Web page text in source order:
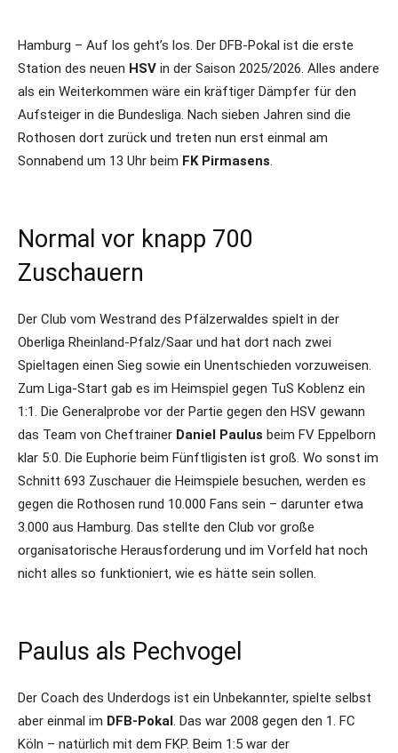
Hamburg – Auf los geht’s los. Der DFB-Pokal ist die erste
Station des neuen HSV in der Saison 2025/2026. Alles andere
als ein Weiterkommen wäre ein kräftiger Dämpfer für den
Aufsteiger in die Bundesliga. Nach sieben Jahren sind die
Rothosen dort zurück und treten nun erst einmal am
Sonnabend um 13 Uhr beim FK Pirmasens.
Normal vor knapp 700
Zuschauern
Der Club vom Westrand des Pfälzerwaldes spielt in der
Oberliga Rheinland-Pfalz/Saar und hat dort nach zwei
Spieltagen einen Sieg sowie ein Unentschieden vorzuweisen.
Zum Liga-Start gab es im Heimspiel gegen TuS Koblenz ein
1:1. Die Generalprobe vor der Partie gegen den HSV gewann
das Team von Cheftrainer Daniel Paulus beim FV Eppelborn
klar 5:0. Die Euphorie beim Fünftligisten ist groß. Wo sonst im
Schnitt 693 Zuschauer die Heimspiele besuchen, werden es
gegen die Rothosen rund 10.000 Fans sein – darunter etwa
3.000 aus Hamburg. Das stellte den Club vor große
organisatorische Herausforderung und im Vorfeld hat noch
nicht alles so funktioniert, wie es hätte sein sollen.
Paulus als Pechvogel
Der Coach des Underdogs ist ein Unbekannter, spielte selbst
aber einmal im DFB-Pokal. Das war 2008 gegen den 1. FC
Köln – natürlich mit dem FKP. Beim 1:5 war der